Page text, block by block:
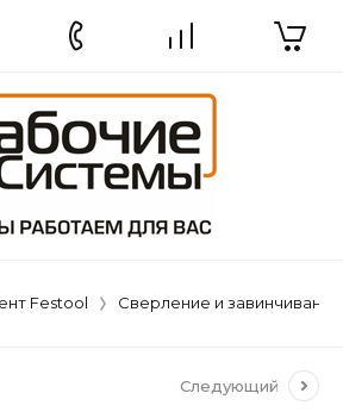
Festool Сверление и завинчивание
Следующий